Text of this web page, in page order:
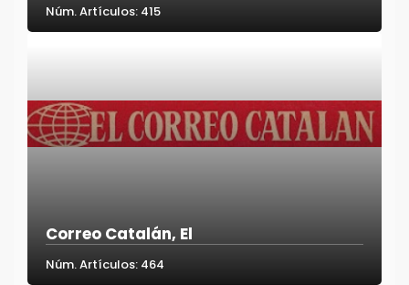
Núm. Artículos: 415
Correo Catalán, El
Núm. Artículos: 464